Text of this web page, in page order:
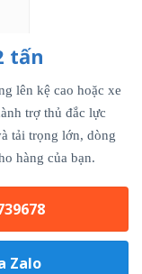
tấn
lên kệ cao hoặc xe
trợ thủ đắc lực
tải trọng lớn, dòng
hàng của bạn.
Zalo